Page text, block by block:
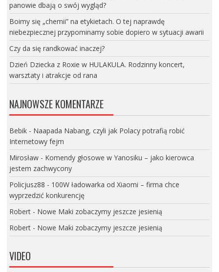
panowie dbają o swój wygląd?
Boimy się „chemii” na etykietach. O tej naprawdę
niebezpiecznej przypominamy sobie dopiero w sytuacji awarii
Czy da się randkować inaczej?
Dzień Dziecka z Roxie w HULAKULA. Rodzinny koncert,
warsztaty i atrakcje od rana
NAJNOWSZE KOMENTARZE
Bebik- Naapada Nabang, czyli jak Polacy potrafią robić
Internetowy fejm
Mirosław- Komendy głosowe w Yanosiku – jako kierowca
jestem zachwycony
Policjusz88 - 100W ładowarka od Xiaomi – firma chce
wyprzedzić konkurencję
Robert- Nowe Maki zobaczymy jeszcze jesienią
Robert- Nowe Maki zobaczymy jeszcze jesienią
VIDEO